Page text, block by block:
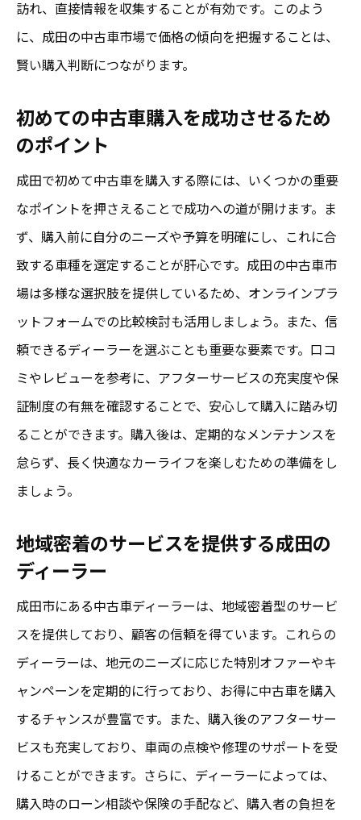
市場価格を基にした交渉テクニック
購入者が有利になる交渉のタイミング
ディーラーとの価格交渉での注意点
成田での価格交渉の実例と成功談
中古車購入で失敗しないための成田市小野の市
場ガイド
失敗を防ぐための市場調査の重要性
成田市小野のおすすめ中古車ディーラー一
覧
中古車購入で避けるべきリスクと落とし穴
成田市小野での中古車購入体験談
市場ガイドを活用した理想の車探し
訪れ、直接情報を収集することが有効です。このよう
に、成田の中古車市場で価格の傾向を把握することは、
賢い購入判断につながります。
初めての中古車購入を成功させるため
のポイント
成田で初めて中古車を購入する際には、いくつかの重要
なポイントを押さえることで成功への道が開けます。ま
ず、購入前に自分のニーズや予算を明確にし、これに合
致する車種を選定することが肝心です。成田の中古車市
場は多様な選択肢を提供しているため、オンラインプラ
ットフォームでの比較検討も活用しましょう。また、信
頼できるディーラーを選ぶことも重要な要素です。口コ
ミやレビューを参考に、アフターサービスの充実度や保
証制度の有無を確認することで、安心して購入に踏み切
ることができます。購入後は、定期的なメンテナンスを
怠らず、長く快適なカーライフを楽しむための準備をし
ましょう。
地域密着のサービスを提供する成田の
ディーラー
成田市にある中古車ディーラーは、地域密着型のサービ
スを提供しており、顧客の信頼を得ています。これらの
ディーラーは、地元のニーズに応じた特別オファーやキ
ャンペーンを定期的に行っており、お得に中古車を購入
するチャンスが豊富です。また、購入後のアフターサー
ビスも充実しており、車両の点検や修理のサポートを受
けることができます。さらに、ディーラーによっては、
購入時のローン相談や保険の手配など、購入者の負担を